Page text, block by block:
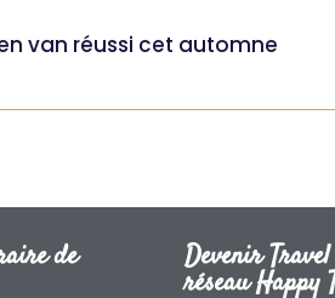
van réussi cet automne
de Devenir
réseau Happy